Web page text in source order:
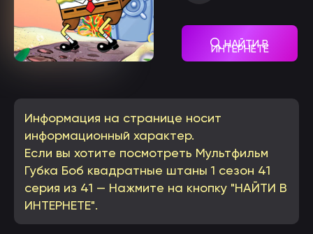
НАЙТИ В
ИНТЕРНЕТЕ
Информация на странице носит
информационный характер.
Если вы хотите посмотреть Мультфильм
Губка Боб квадратные штаны 1 сезон 41
серия из 41 — Нажмите на кнопку "НАЙТИ В
ИНТЕРНЕТЕ".